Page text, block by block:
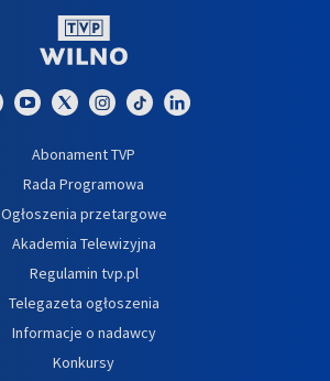
Abonament TVP
Rada Programowa
Ogłoszenia przetargowe
Akademia Telewizyjna
Regulamin tvp.pl
Telegazeta ogłoszenia
Informacje o nadawcy
Konkursy